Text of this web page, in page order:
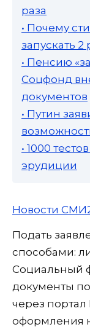
раза
• Почему
запускать
• Пенсию
Соцфонд
документов
• Путин
• 1000
эрудиции
Новости
Подать
способами:
Социальный
документы
через портал
оформления